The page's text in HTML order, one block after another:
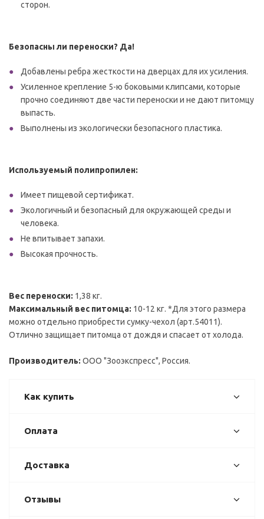
сторон.
Безопасны ли переноски? Да!
Добавлены ребра жесткости на дверцах для их усиления.
Усиленное крепление 5-ю боковыми клипсами, которые
прочно соединяют две части переноски и не дают питомцу
выпасть.
Выполнены из экологически безопасного пластика.
Используемый полипропилен:
Имеет пищевой сертификат.
Экологичный и безопасный для окружающей среды и
человека.
Не впитывает запахи.
Высокая прочность.
Вес переноски: 1,38 кг.
Максимальный вес питомца: 10-12 кг. *Для этого размера
можно отдельно приобрести сумку-чехол (арт.54011).
Отлично защищает питомца от дождя и спасает от холода.
Производитель: ООО "Зооэкспресс", Россия.
Как купить
Оплата
Доставка
Отзывы